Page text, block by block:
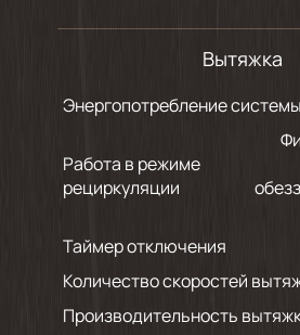
Вытяжка
Энергопотребление
Работа в режиме
рециркуляции
Фильтр PLAZMA с
Таймер отключения
Количество скоростей
Производительность